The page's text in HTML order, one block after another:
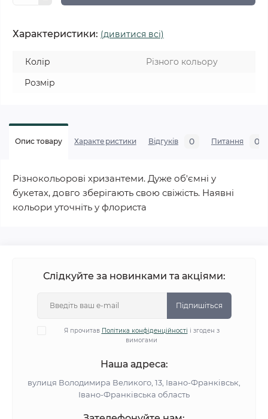
Характеристики: (дивитися всі)
Колір
Різного кольору
Розмір
Опис товару Характеристики Відгуків 0 Питання 0
Різнокольорові хризантеми. Дуже об'ємні у
букетах, довго зберігають свою свіжість. Наявні
кольори уточніть у флориста
Слідкуйте за новинками та акціями:
Підпишіться
Я прочитав Політика конфіденційності і згоден з
вимогами
Наша адреса:
вулиця Володимира Великого, 13, Івано-Франківськ,
Івано-Франківська область